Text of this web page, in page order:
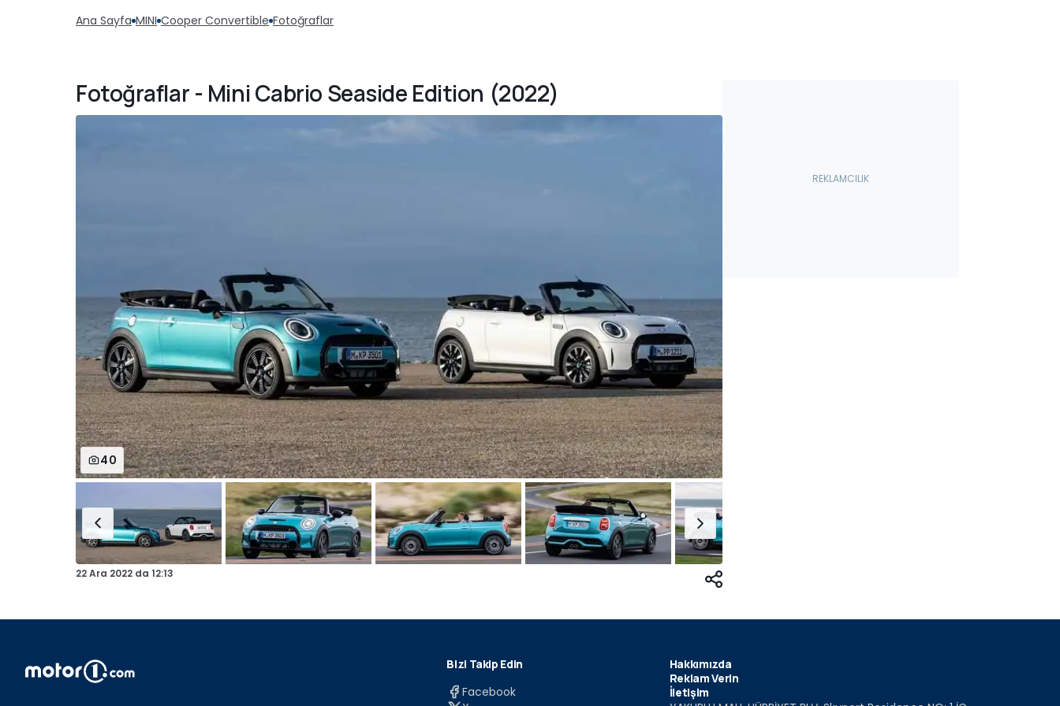
Ana Sayfa MINI Cooper Convertible Fotoğraflar
Fotoğraflar - Mini Cabrio Seaside Edition (2022)
40
22 Ara 2022 da 12:13
Bizi Takip Edin
Facebook
Hakkımızda
Reklam Verin
İletişim